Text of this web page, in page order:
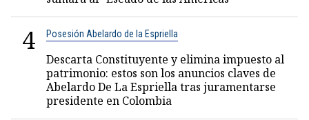
4 Posesión Abelardo de la Espriella
Descarta Constituyente y elimina impuesto al
patrimonio: estos son los anuncios claves de
Abelardo De La Espriella tras juramentarse
presidente en Colombia